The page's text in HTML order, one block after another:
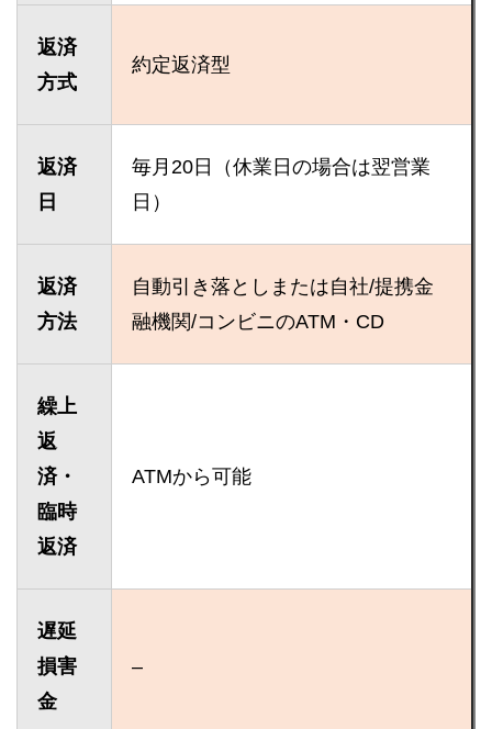
返済
方式
約定返済型
返済
日
毎月20日（休業日の場合は翌営業
日）
返済
方法
自動引き落としまたは自社/提携金
融機関/コンビニのATM・CD
繰上
返
済・
臨時
返済
ATMから可能
遅延
損害
金
–